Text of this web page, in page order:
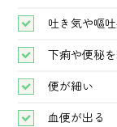
吐き気や嘔
下痢や便秘
便が細い
血便が出る